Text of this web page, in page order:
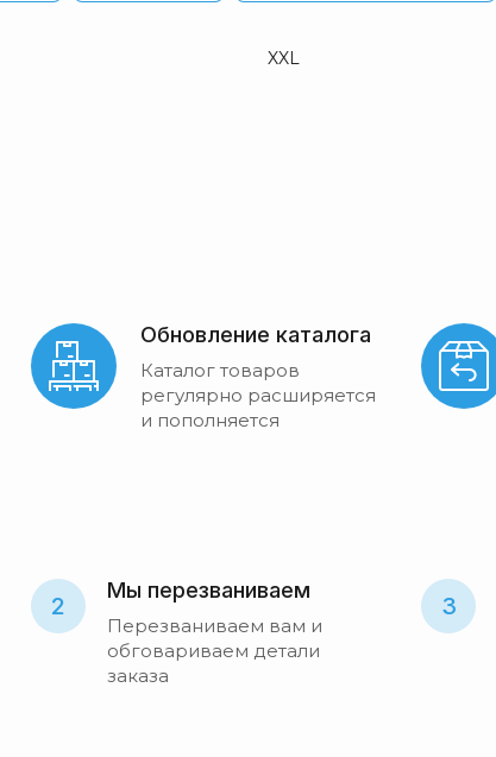
XXL
Обновление каталога
Каталог товаров
регулярно расширяется
и пополняется
2
Мы перезваниваем
Перезваниваем вам и
обговариваем детали
заказа
3